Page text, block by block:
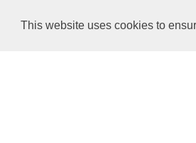
This website uses cookies to